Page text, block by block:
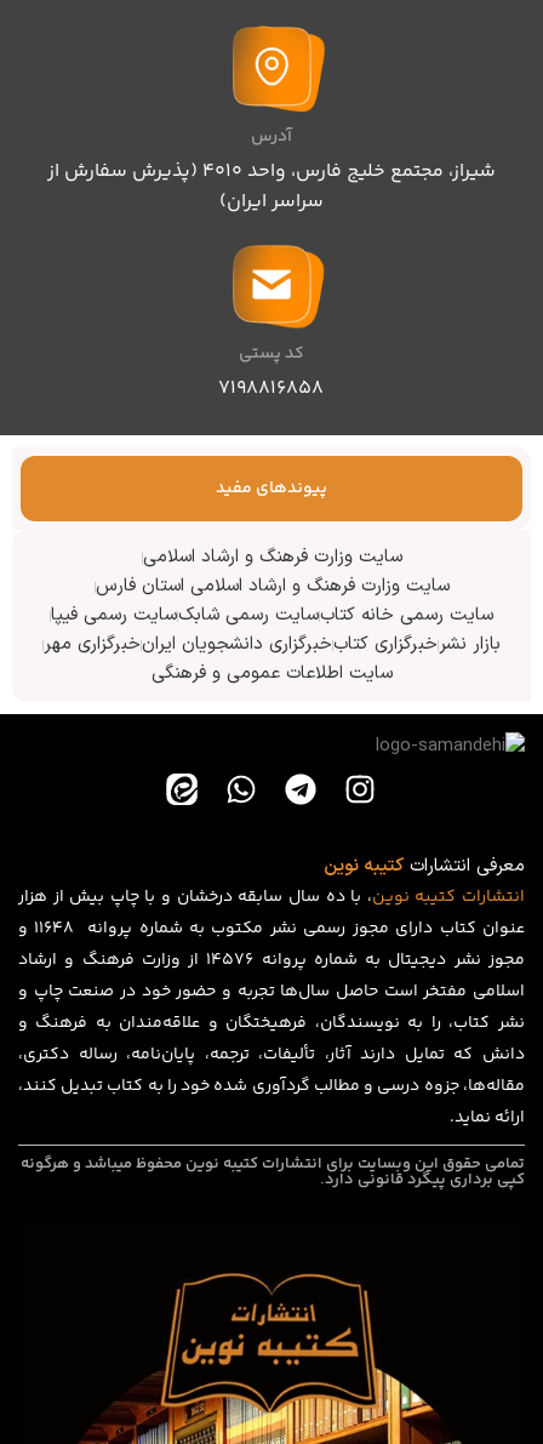
آدرس
شیراز، مجتمع خلیج فارس، واحد ۴۰۱۰ (پذیرش سفارش از
سراسر ایران)
کد پستی
۷۱۹۸۸۱۶۸۵۸
پیوندهای مفید
سایت وزارت فرهنگ و ارشاد اسلامی
سایت وزارت فرهنگ و ارشاد اسلامی استان فارس
سایت رسمی خانه کتابسایت رسمی شابکسایت رسمی فیپا
بازار نشرخبرگزاری کتابخبرگزاری دانشجویان ایرانخبرگزاری مهر
سایت اطلاعات عمومی و فرهنگی
معرفی انتشاراتکتیبه نوین
انتشارات کتیبه نوین، با ده سال سابقه درخشان و با چاپ بیش از هزار
عنوان کتاب دارای مجوز رسمی نشر مکتوب به شماره پروانه ۱۱۶۴۸ و
مجوز نشر دیجیتال به شماره پروانه 14576 از وزارت فرهنگ و ارشاد
اسلامی مفتخر است حاصل سال‌ها تجربه و حضور خود در صنعت چاپ و
نشر کتاب، را به نویسندگان، فرهیختگان و علاقه‌مندان به فرهنگ و
دانش که تمایل دارند آثار، تألیفات، ترجمه، پایان‌نامه، رساله دکتری،
مقاله‌ها، جزوه درسی و مطالب گردآوری شده خود را به کتاب تبدیل کنند،
ارائه نماید.
تمامی حقوق این وبسایت برای انتشارات کتیبه نوین محفوظ میباشد و هرگونه
کپی برداری پیگرد قانونی دارد.